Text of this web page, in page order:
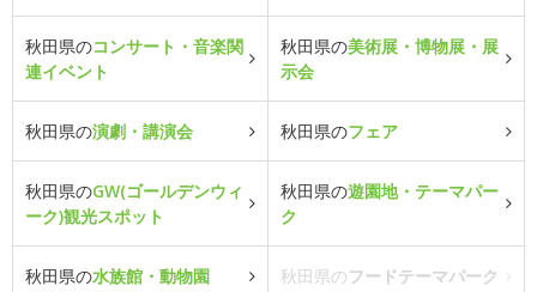
秋田県のコンサート・音楽関
連イベント
秋田県の美術展・博物展・展
示会
秋田県の演劇・講演会 秋田県のフェア
秋田県のGW(ゴールデンウィ
ーク)観光スポット
秋田県の遊園地・テーマパー
ク
秋田県の水族館・動物園 秋田県のフードテーマパーク